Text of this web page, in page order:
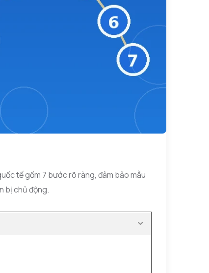
tế gồm 7 bước rõ ràng, đảm bảo mẫu
bị chủ động.